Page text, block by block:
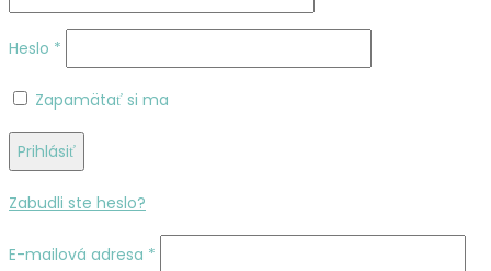
Heslo *
Zapamätať si ma
Prihlásiť
Zabudli ste heslo?
E-mailová adresa *